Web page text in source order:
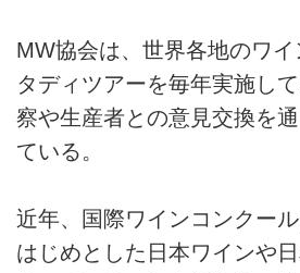
MW協会は、世界各地のワ
タディツアーを毎年実施し
察や生産者との意見交換を
ている。
近年、国際ワインコンクー
はじめとした日本ワインや